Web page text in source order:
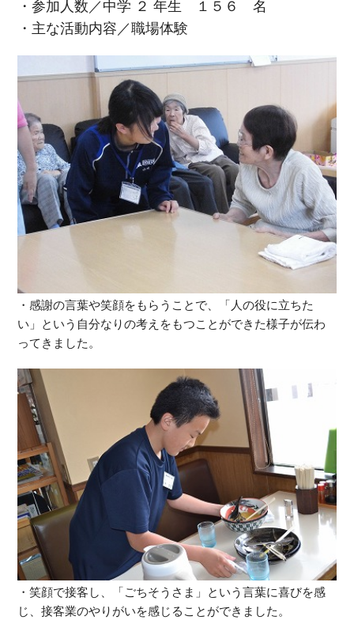
・参加人数／中学 ２ 年生 １５６ 名
・主な活動内容／職場体験
・感謝の言葉や笑顔をもらうことで、「人の役に立ちた
い」という自分なりの考えをもつことができた様子が伝わ
ってきました。
・笑顔で接客し、「ごちそうさま」という言葉に喜びを感
じ、接客業のやりがいを感じることができました。